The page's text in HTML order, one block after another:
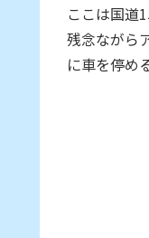
ここは国道
残念ながら
に車を停め